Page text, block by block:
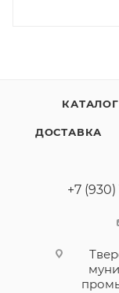
КАТАЛОГ
ДОСТАВКА
+7